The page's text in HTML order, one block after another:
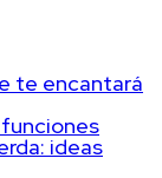
te encantará
ideas